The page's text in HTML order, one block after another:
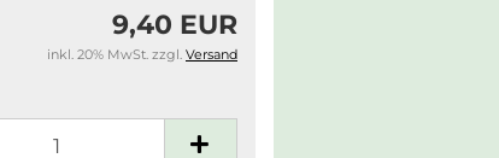
9,40 EUR
inkl. 20% MwSt. zzgl. Versand